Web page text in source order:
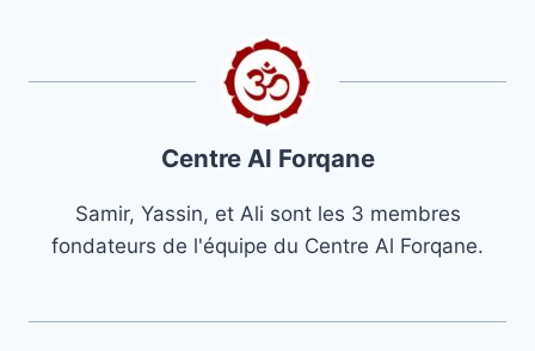
Centre Al Forqane
Samir, Yassin, et Ali sont les 3 membres
fondateurs de l'équipe du Centre Al Forqane.